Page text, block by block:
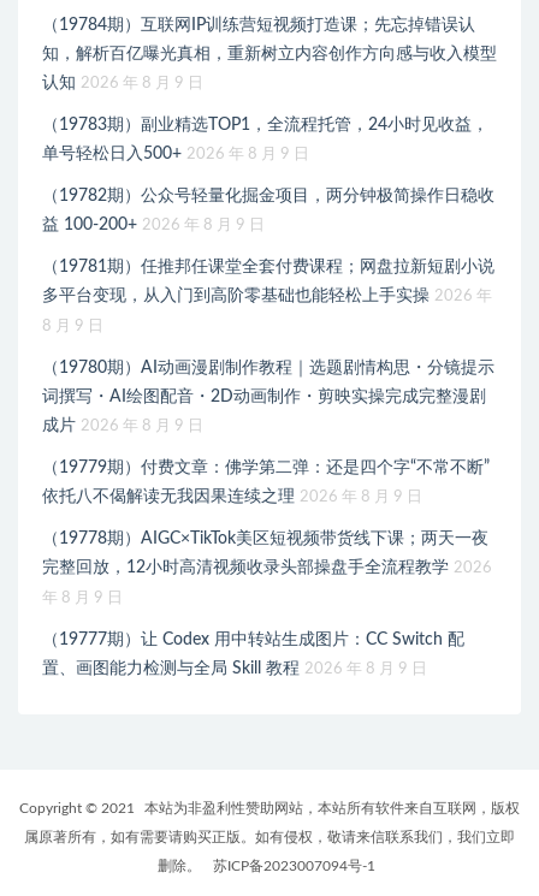
（19784期）互联网IP训练营短视频打造课；先忘掉错误认
知，解析百亿曝光真相，重新树立内容创作方向感与收入模型
认知 2026 年 8 月 9 日
（19783期）副业精选TOP1，全流程托管，24小时见收益，
单号轻松日入500+ 2026 年 8 月 9 日
（19782期）公众号轻量化掘金项目，两分钟极简操作日稳收
益 100-200+ 2026 年 8 月 9 日
（19781期）任推邦任课堂全套付费课程；网盘拉新短剧小说
多平台变现，从入门到高阶零基础也能轻松上手实操 2026 年
8 月 9 日
（19780期）AI动画漫剧制作教程｜选题剧情构思・分镜提示
词撰写・AI绘图配音・2D动画制作・剪映实操完成完整漫剧
成片 2026 年 8 月 9 日
（19779期）付费文章：佛学第二弹：还是四个字“不常不断”
依托八不偈解读无我因果连续之理 2026 年 8 月 9 日
（19778期）AIGC×TikTok美区短视频带货线下课；两天一夜
完整回放，12小时高清视频收录头部操盘手全流程教学 2026
年 8 月 9 日
（19777期）让 Codex 用中转站生成图片：CC Switch 配
置、画图能力检测与全局 Skill 教程 2026 年 8 月 9 日
Copyright © 2021
本站为非盈利性赞助网站，本站所有软件来自互联网，版权
属原著所有，如有需要请购买正版。如有侵权，敬请来信联系我们，我们立即
删除。
苏ICP备2023007094号-1